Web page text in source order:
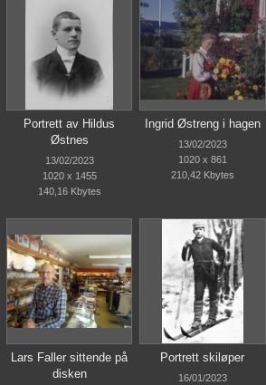
Portrett av Hildus
Østnes
13/02/2023
1020 x 1455
140,16 Kbytes
Ingrid Østreng i hagen
13/02/2023
1020 x 861
210,42 Kbytes
Lars Faller sittende på
disken
Portrett skiløper
16/01/2023